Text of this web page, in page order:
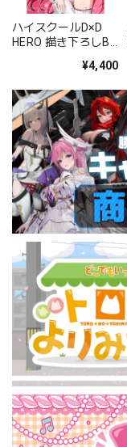
ハイスクールD×D
HERO 描き下ろしB2
ス・グレモリー/白
¥4,400